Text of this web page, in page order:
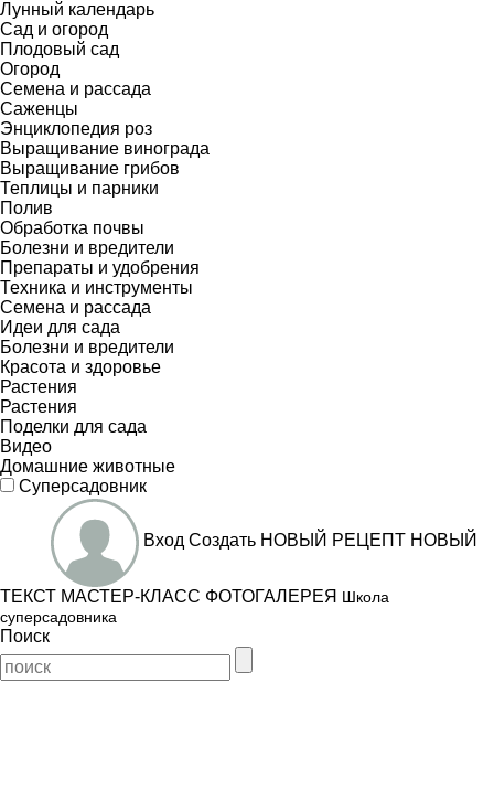
Лунный календарь
Сад и огород
Плодовый сад
Огород
Семена и рассада
Саженцы
Энциклопедия роз
Выращивание винограда
Выращивание грибов
Теплицы и парники
Полив
Обработка почвы
Болезни и вредители
Препараты и удобрения
Техника и инструменты
Семена и рассада
Идеи для сада
Болезни и вредители
Красота и здоровье
Растения
Растения
Поделки для сада
Видео
Домашние животные
Суперсадовник
Вход Создать НОВЫЙ РЕЦЕПТ НОВЫЙ
ТЕКСТ МАСТЕР-КЛАСС ФОТОГАЛЕРЕЯ Школа
суперсадовника
Поиск